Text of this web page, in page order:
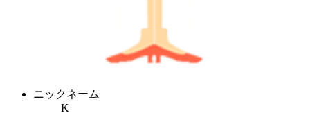
ニックネーム
K